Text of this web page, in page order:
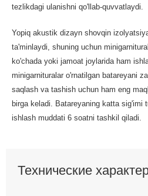
tezlikdagi ulanishni qo'llab-quvvatlaydi.
Yopiq akustik dizayn shovqin
ta'minlaydi, shuning uchun
ko'chada yoki jamoat joylarida ham
minigarnituralar o'rnatilgan batareyani
saqlash va tashish uchun ham eng
birga keladi. Batareyaning katta sig'imi
ishlash muddati 6 soatni tashkil qiladi.
Технические